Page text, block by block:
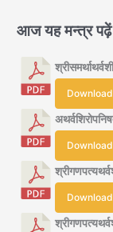
आज यह मन्त्र पढ़ें
Download
Download
Download